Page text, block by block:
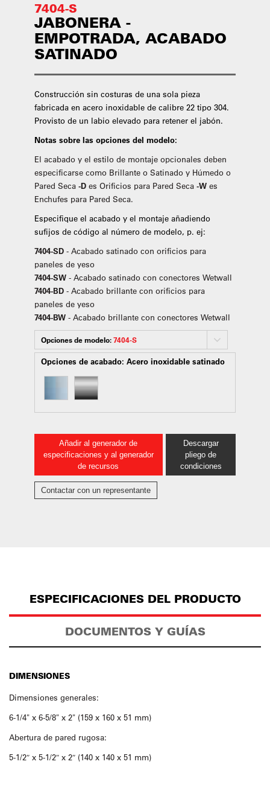
7404-S
JABONERA -
EMPOTRADA, ACABADO
SATINADO
Construcción sin costuras de una sola pieza
fabricada en acero inoxidable de calibre 22 tipo 304.
Provisto de un labio elevado para retener el jabón.
Notas sobre las opciones del modelo:
El acabado y el estilo de montaje opcionales deben
especificarse como Brillante o Satinado y Húmedo o
Pared Seca -Des Orificios para Pared Seca -Wes
Enchufes para Pared Seca.
Especifique el acabado y el montaje añadiendo
sufijos de código al número de modelo, p. ej:
7404-SD - Acabado satinado con orificios para
paneles de yeso
7404-SW- Acabado satinado con conectores Wetwall
7404-BD - Acabado brillante con orificios para
paneles de yeso
7404-BW - Acabado brillante con conectores Wetwall
Opciones de modelo:7404-S
Opciones de acabado: Acero inoxidable satinado
Añadir al generador de
especificaciones y al generador
de recursos
Descargar
pliego de
condiciones
Contactar con un representante
ESPECIFICACIONES DEL PRODUCTO
DOCUMENTOS Y GUÍAS
DIMENSIONES
Dimensiones generales:
6-1/4" x 6-5/8" x 2" (159 x 160 x 51 mm)
Abertura de pared rugosa:
5-1/2″ x 5-1/2″ x 2″ (140 x 140 x 51 mm)